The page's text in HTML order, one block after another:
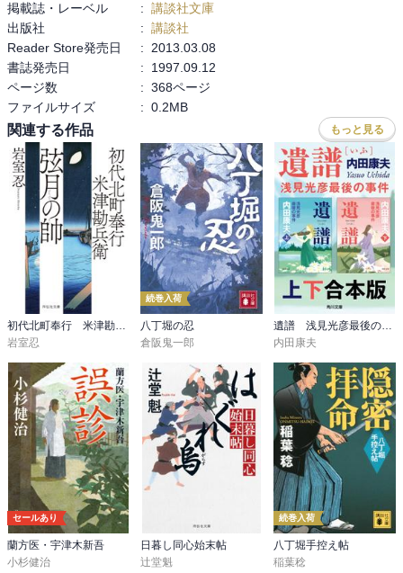
掲載誌・レーベル
: 講談社文庫
出版社
: 講談社
Reader Store発売日
:
2013.03.08
書誌発売日
:
1997.09.12
ページ数
: 368ページ
ファイルサイズ
: 0.2MB
関連する作品 もっと見る
岩室忍
続巻入荷
八丁堀の忍
倉阪鬼一郎
内田康夫
セールあり
蘭方医・宇津木新吾
小杉健治
日暮し同心始末帖
辻堂魁
続巻入荷
八丁堀手控え帖
稲葉稔